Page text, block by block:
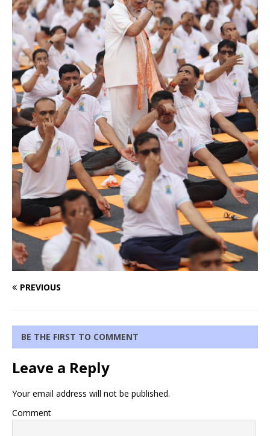
PREVIOUS
BE THE FIRST TO COMMENT
Leave a Reply
Your email address will not be published.
Comment